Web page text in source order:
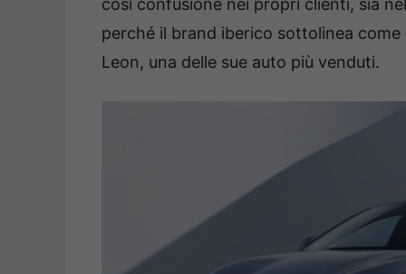
perché il brand iberico sottolinea come
Leon, una delle sue auto più venduti.